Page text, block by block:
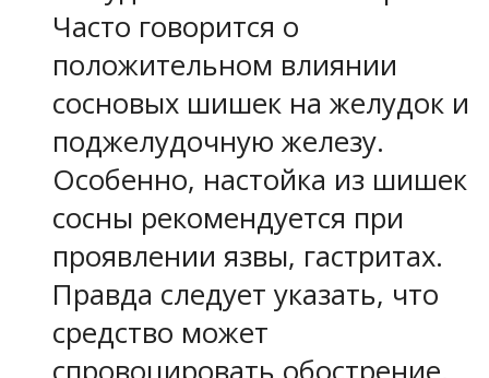
Часто говорится о
положительном влиянии
сосновых шишек на желудок и
поджелудочную железу.
Особенно, настойка из шишек
сосны рекомендуется при
проявлении язвы, гастритах.
Правда следует указать, что
средство может